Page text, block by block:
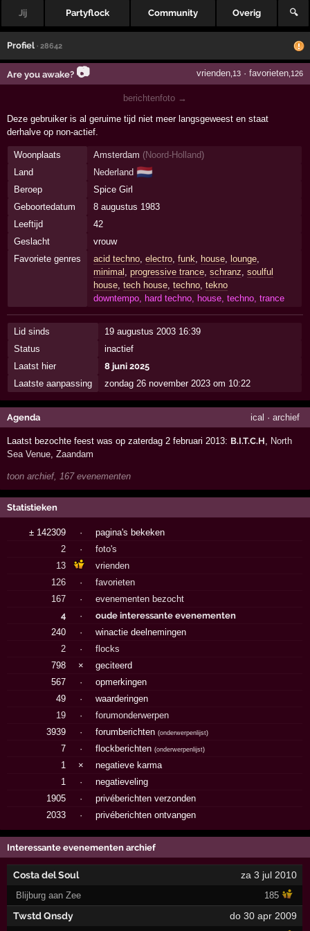
Jij Partyflock Community Overig 🔍
Profiel · 28642
Are you awake? 📷 vrienden,13· favorieten,126
berichtenfoto →
Deze gebruiker is al geruime tijd niet meer langsgeweest en staat
derhalve op non-actief.
Woonplaats Amsterdam (Noord-Holland)
Land
Nederland 🇳🇱
Beroep
Spice Girl
Geboortedatum
8 augustus 1983
Leeftijd
42
Geslacht
vrouw
Favoriete genres
acid techno, electro, funk house, lounge,
minimal
progressive trance, schranz soulful
house, tech house, techno, tekno
downtempo, hard techno, house, techno, trance
Lid sinds
19 augustus 2003 16:39
Status
inactief
Laatst hier
8 juni 2025
Laatste aanpassing
zondag 26 november 2023 om 10:22
Agenda ical · archief
Laatst bezochte feest was op zaterdag 2 februari 2013: B.I.T.C.H, North
Sea Venue,Zaandam
toon archief, 167 evenementen
Statistieken
± 142309 ·
pagina's bekeken
2
·
foto's
13
vrienden
126
·
favorieten
167
·
evenementen bezocht
4
·
oude interessante evenementen
240
·
winactie deelnemingen
2
·
flocks
798
×
geciteerd
567
·
opmerkingen
49
·
waarderingen
19
·
forumonderwerpen
3939
· forumberichten(onderwerpenlijst)
7 · flockberichten(onderwerpenlijst)
1 ×
negatieve karma
1
·
negatieveling
1905
·
privéberichten verzonden
2033
· privéberichten ontvangen
Interessante evenementen archief
Costa del Soul za 3 jul 2010
Blijburg aan Zee 185
Twstd Qnsdy do 30 apr 2009